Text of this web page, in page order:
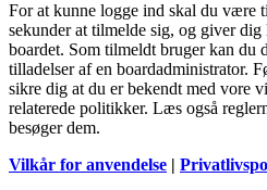
For at kunne logge ind skal du være
sekunder at tilmelde sig, og giver
boardet. Som tilmeldt bruger kan du
tilladelser af en boardadministrator.
sikre dig at du er bekendt med vore
relaterede politikker. Læs også
besøger dem.
Vilkår for anvendelse |